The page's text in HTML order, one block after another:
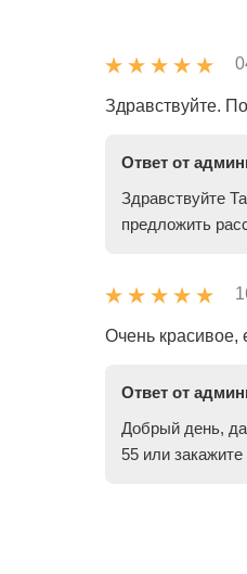
Здравствуйте.
Ответ от
Здравствуйте
предложить
Очень красивое,
Ответ от
Добрый день,
55 или